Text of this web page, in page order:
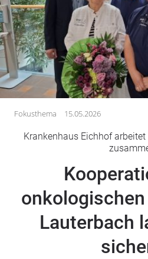
Gesundheit
Kultur
Lifestyle
Wirtschaft
Vogelsberg
Alsfeld
Romrod
Homberg
Ohm
Schotten
Schlitz
Fokusthema 15.05.2026
Krankenhaus Eichhof
Lauterbach